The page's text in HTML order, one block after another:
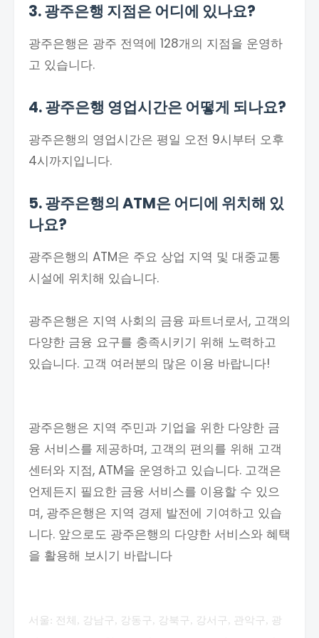
3. 광주은행 지점은 어디에 있나요?
광주은행은 광주 전역에 128개의 지점을 운영하
고 있습니다.
4. 광주은행 영업시간은 어떻게 되나요?
광주은행의 영업시간은 평일 오전 9시부터 오후
4시까지입니다.
5. 광주은행의 ATM은 어디에 위치해 있
나요?
광주은행의 ATM은 주요 상업 지역 및 대중교통
시설에 위치해 있습니다.
광주은행은 지역 사회의 금융 파트너로서, 고객의
다양한 금융 요구를 충족시키기 위해 노력하고
있습니다. 고객 여러분의 많은 이용 바랍니다!
광주은행은 지역 주민과 기업을 위한 다양한 금
융 서비스를 제공하며, 고객의 편의를 위해 고객
센터와 지점, ATM을 운영하고 있습니다. 고객은
언제든지 필요한 금융 서비스를 이용할 수 있으
며, 광주은행은 지역 경제 발전에 기여하고 있습
니다. 앞으로도 광주은행의 다양한 서비스와 혜택
을 활용해 보시기 바랍니다
서울: 전체, 강남구, 강동구, 강북구, 강서구, 관악구, 광